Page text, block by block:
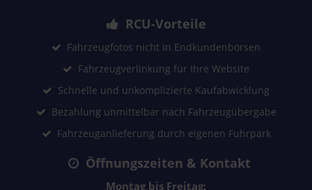
RCU-Vorteile
Fahrzeugfotos nicht in Endkundenbörsen
Fahrzeugverlinkung für Ihre Website
Schnelle und unkomplizierte Kaufabwicklung
Bezahlung unmittelbar nach Fahrzeugübergabe
Fahrzeuganlieferung durch eigenen Fuhrpark
Öffnungszeiten & Kontakt
Montag bis Freitag: